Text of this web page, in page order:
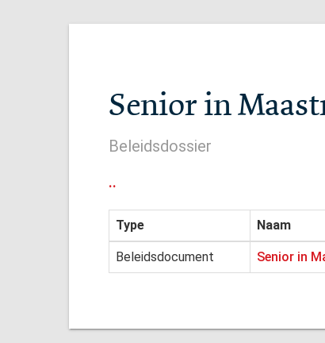
Senior in
Beleidsdossier
..
Type Naam
Beleidsdocument Senior in